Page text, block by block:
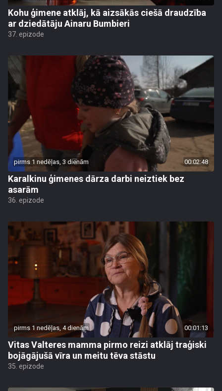
Kohu ģimene atklāj, kā aizsākās ciešā draudzība
ar dziedātāju Ainaru Bumbieri
37. epizode
pirms 1 nedēļas, 3 dienām 00:02:48
Karalkinu ģimenes dārza darbi neiztiek bez
asarām
36. epizode
pirms 1 nedēļas, 4 dienām 00:01:13
Vitas Valteres mamma pirmo reizi atklāj traģiski
bojāgājušā vīra un meitu tēva stāstu
35. epizode